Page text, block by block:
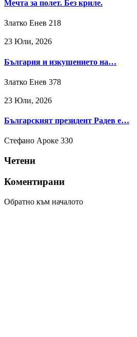
Мечта за полет. Без криле.
Златко Енев 218
23 Юли, 2026
България и изкушението на…
Златко Енев 378
23 Юли, 2026
Българският президент Радев е…
Стефано Ароке 330
Четени
Коментирани
Обратно към началото